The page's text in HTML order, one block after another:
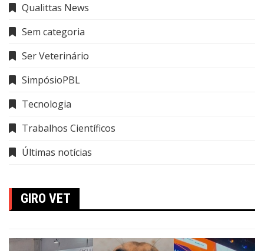
Qualittas News
Sem categoria
Ser Veterinário
SimpósioPBL
Tecnologia
Trabalhos Científicos
Últimas notícias
GIRO VET